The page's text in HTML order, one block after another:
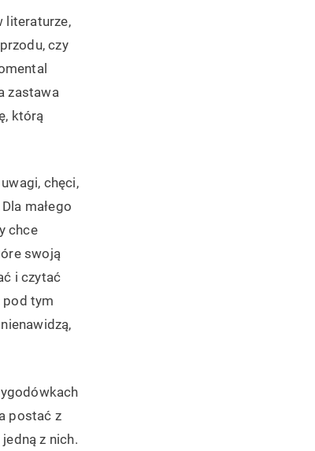
literaturze,
czy
zastawa
którą
chęci,
małego
chce
swoją
i czytać
pod tym
postać z
z nich.